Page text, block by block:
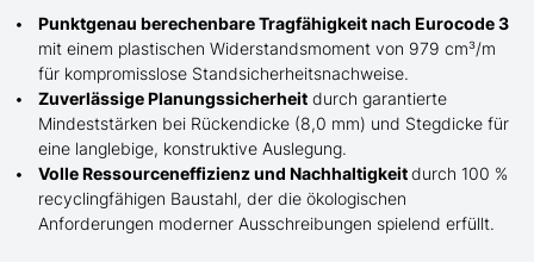
Punktgenau berechenbare Tragfähigkeit nach Eurocode 3
mit einem plastischen Widerstandsmoment von 979 cm³/m
für kompromisslose Standsicherheitsnachweise.
Zuverlässige Planungssicherheit durch garantierte
Mindeststärken bei Rückendicke (8,0 mm) und Stegdicke für
eine langlebige, konstruktive Auslegung.
Volle Ressourceneffizienz und Nachhaltigkeitdurch 100 %
recyclingfähigen Baustahl, der die ökologischen
Anforderungen moderner Ausschreibungen spielend erfüllt.